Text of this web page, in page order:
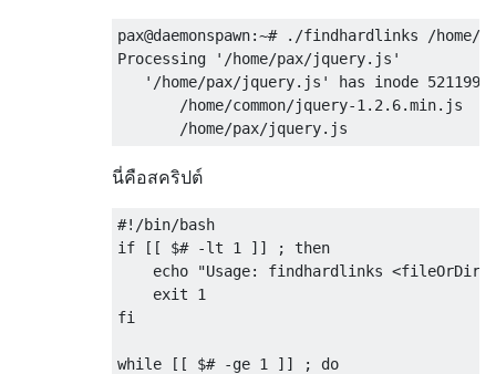
pax@daemonspawn:~# ./findhardlinks /
Processing '/home/pax/jquery.js'
'/home/pax/jquery.js' has inode 5211995
       /home/common/jquery-1.2.6.min.js
นี่คือสคริปต์
#!/bin/bash
if [[ $# -lt 1 ]] ; then
echo "Usage: findhardlinks
    exit 1
fi
while [[ $# -ge 1 ]] ; do